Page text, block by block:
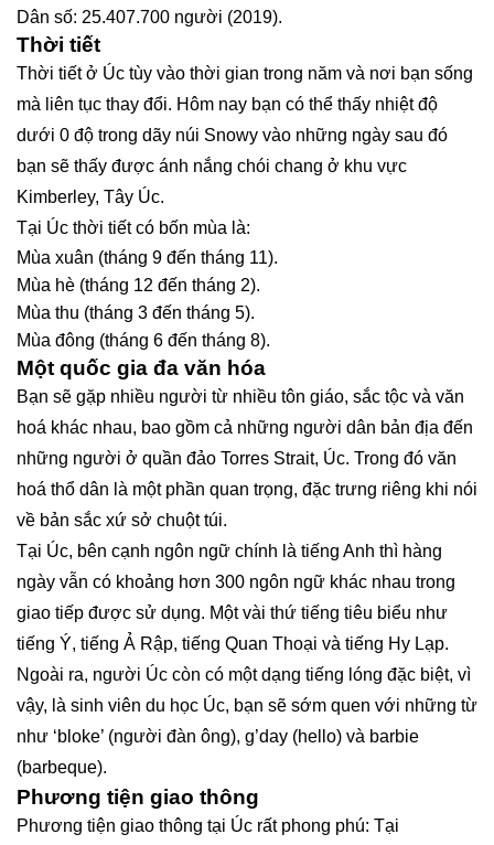
Dân số: 25.407.700 người (2019).
Thời tiết
Thời tiết ở Úc tùy vào thời gian trong năm và nơi bạn sống
mà liên tục thay đổi. Hôm nay bạn có thể thấy nhiệt độ
dưới 0 độ trong dãy núi Snowy vào những ngày sau đó
bạn sẽ thấy được ánh nắng chói chang ở khu vực
Kimberley, Tây Úc.
Tại Úc thời tiết có bốn mùa là:
Mùa xuân (tháng 9 đến tháng 11).
Mùa hè (tháng 12 đến tháng 2).
Mùa thu (tháng 3 đến tháng 5).
Mùa đông (tháng 6 đến tháng 8).
Một quốc gia đa văn hóa
Bạn sẽ gặp nhiều người từ nhiều tôn giáo, sắc tộc và văn
hoá khác nhau, bao gồm cả những người dân bản địa đến
những người ở quần đảo Torres Strait, Úc. Trong đó văn
hoá thổ dân là một phần quan trọng, đặc trưng riêng khi nói
về bản sắc xứ sở chuột túi.
Tại Úc, bên cạnh ngôn ngữ chính là tiếng Anh thì hàng
ngày vẫn có khoảng hơn 300 ngôn ngữ khác nhau trong
giao tiếp được sử dụng. Một vài thứ tiếng tiêu biểu như
tiếng Ý, tiếng Ả Rập, tiếng Quan Thoại và tiếng Hy Lạp.
Ngoài ra, người Úc còn có một dạng tiếng lóng đặc biệt, vì
vậy, là sinh viên du học Úc, bạn sẽ sớm quen với những từ
như ‘bloke’ (người đàn ông), g’day (hello) và barbie
(barbeque).
Phương tiện giao thông
Phương tiện giao thông tại Úc rất phong phú: Tại